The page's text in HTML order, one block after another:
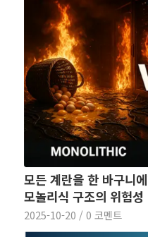
모든 계란을 한 바구니
모놀리식 구조의 위험성
2025-10-20 / 0 코멘트